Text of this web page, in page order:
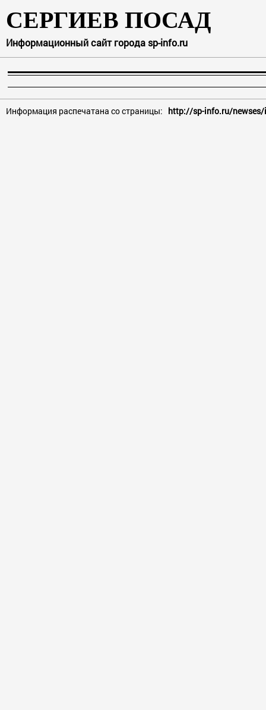
СЕРГИЕВ ПОСАД
Информационный сайт города sp-info.ru
Информация распечатана со страницы: http://sp-info.ru/